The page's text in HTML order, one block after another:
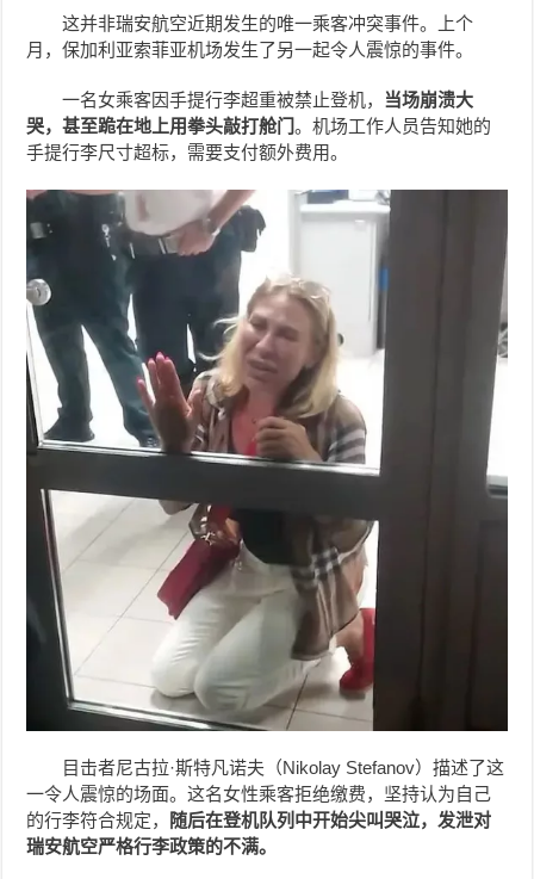
这并非瑞安航空近期发生的唯一乘客冲突事件。上个
月，保加利亚索菲亚机场发生了另一起令人震惊的事件。
一名女乘客因手提行李超重被禁止登机，
当场崩溃大
哭，甚至跪在地上用拳头敲打舱门。机场工作人员告知她的
手提行李尺寸超标，需要支付额外费用。
目击者尼古拉·斯特凡诺夫（Nikolay Stefanov）描述了这
一令人震惊的场面。这名女性乘客拒绝缴费，坚持认为自己
的行李符合规定，
随后在登机队列中开始尖叫哭泣，发泄对
瑞安航空严格行李政策的不满。